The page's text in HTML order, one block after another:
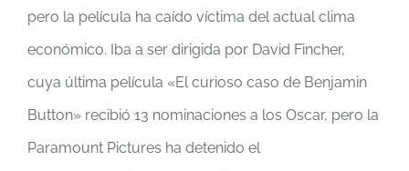
pero la película ha caído víctima del actual clima
económico. Iba a ser dirigida por David Fincher,
cuya última película «El curioso caso de Benjamin
Button» recibió 13 nominaciones a los Oscar, pero la
Paramount Pictures ha detenido el